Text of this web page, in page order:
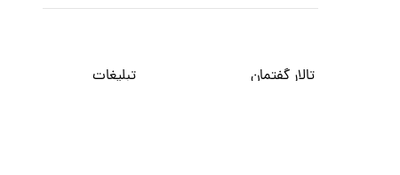
تالار گفتمان تبلیغات